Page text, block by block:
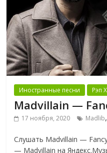
Иностранные песни Рэп
Madvillain —
17 ноября, 2020 Madlib,
Слушать Madvillain —
— Madvillain на